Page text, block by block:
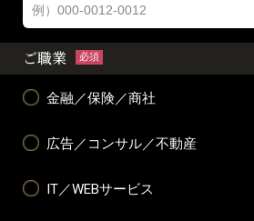
ご職業 必須
金融／保険／商社
広告／コンサル／不動産
IT／WEBサービス